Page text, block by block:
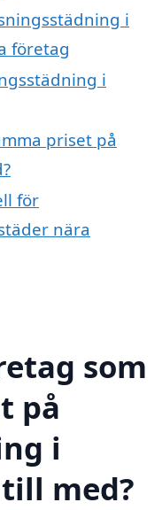
i
företag
i
priset på
för
nära
som
på
i
med?